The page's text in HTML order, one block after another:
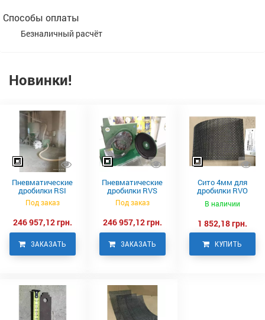
Способы оплаты
Безналичный расчёт
Новинки!
Пневматические
дробилки RSI
Под заказ
246 957,12 грн.
ЗАКАЗАТЬ
Пневматические
дробилки RVS
Под заказ
246 957,12 грн.
ЗАКАЗАТЬ
Сито 4мм для
дробилки RVO
В наличии
1 852,18 грн.
КУПИТЬ